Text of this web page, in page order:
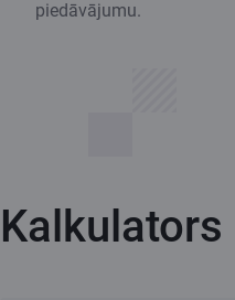
piedāvājumu.
Kalkulators